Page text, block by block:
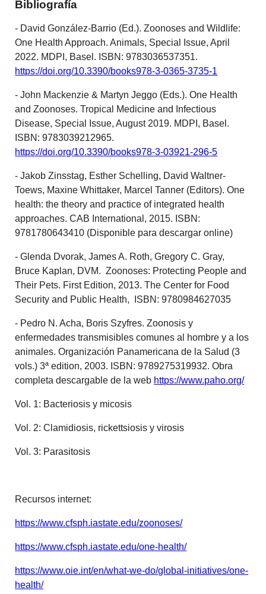
Bibliografía
- David González-Barrio (Ed.). Zoonoses and Wildlife:
One Health Approach. Animals, Special Issue, April
2022. MDPI, Basel. ISBN: 9783036537351.
https://doi.org/10.3390/books978-3-0365-3735-1
- John Mackenzie & Martyn Jeggo (Eds.). One Health
and Zoonoses. Tropical Medicine and Infectious
Disease, Special Issue, August 2019. MDPI, Basel.
ISBN: 9783039212965.
https://doi.org/10.3390/books978-3-03921-296-5
- Jakob Zinsstag, Esther Schelling, David Waltner-
Toews, Maxine Whittaker, Marcel Tanner (Editors). One
health: the theory and practice of integrated health
approaches. CAB International, 2015. ISBN:
9781780643410 (Disponible para descargar online)
- Glenda Dvorak, James A. Roth, Gregory C. Gray,
Bruce Kaplan, DVM. Zoonoses: Protecting People and
Their Pets. First Edition, 2013. The Center for Food
Security and Public Health, ISBN: 9780984627035
- Pedro N. Acha, Boris Szyfres. Zoonosis y
enfermedades transmisibles comunes al hombre y a los
animales. Organización Panamericana de la Salud (3
vols.) 3ª edition, 2003. ISBN: 9789275319932. Obra
completa descargable de la web https://www.paho.org/
Vol. 1: Bacteriosis y micosis
Vol. 2: Clamidiosis, rickettsiosis y virosis
Vol. 3: Parasitosis
Recursos internet:
https://www.cfsph.iastate.edu/zoonoses/
https://www.cfsph.iastate.edu/one-health/
https://www.oie.int/en/what-we-do/global-initiatives/one-
health/